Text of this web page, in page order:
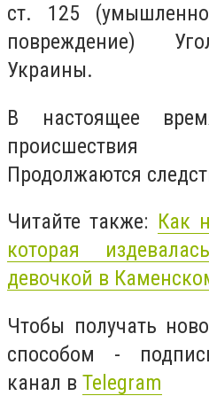
ст. 125
повреждение)
Украины.
В настоящее
происшествия
Продолжаются
Читайте также: Как
которая
девочкой в
Чтобы получать
способом -
канал в Telegram